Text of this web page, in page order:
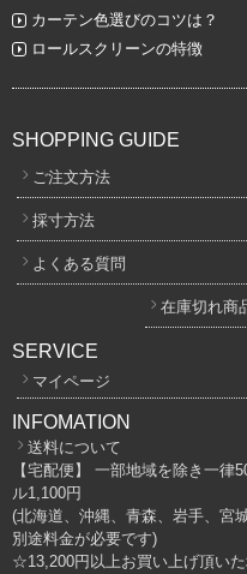
カーテン色選びのコツは？
ロールスクリーンの特徴
SHOPPING GUIDE
ご注文方法
採寸方法
よくある質問
在庫切れ商
SERVICE
マイページ
INFOMATION
送料について
【宅配便】 一部地域を除き一律
ル1,100円
(北海道、沖縄、青森、岩手、宮
別途料金が必要です)
☆13,200円以上お買い上げ頂い